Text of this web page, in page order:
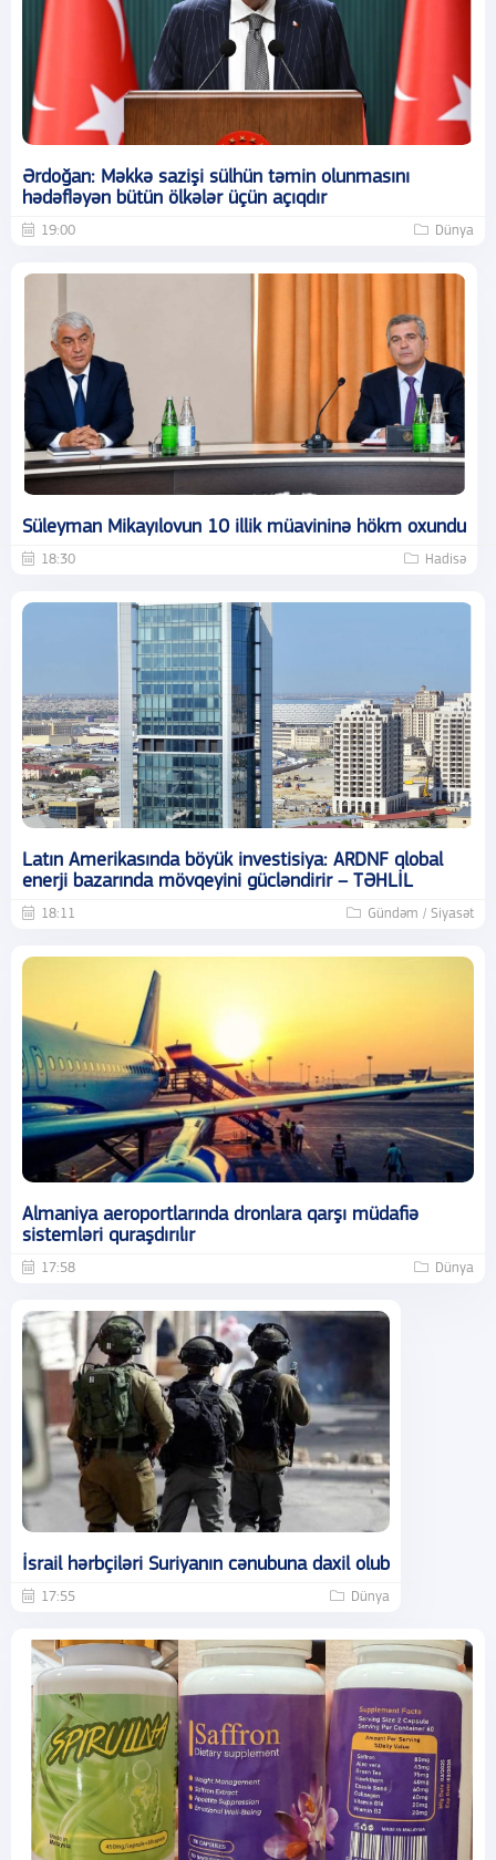
Ərdoğan: Məkkə sazişi sülhün təmin olunmasını
hədəfləyən bütün ölkələr üçün açıqdır
19:00 Dünya
Süleyman Mikayılovun 10 illik müavininə hökm oxundu
18:30 Hadisə
Latın Amerikasında böyük investisiya: ARDNF qlobal
enerji bazarında mövqeyini gücləndirir – TƏHLİL
18:11 Gündəm / Siyasət
Almaniya aeroportlarında dronlara qarşı müdafiə
sistemləri quraşdırılır
17:58 Dünya
İsrail hərbçiləri Suriyanın cənubuna daxil olub
17:55 Dünya